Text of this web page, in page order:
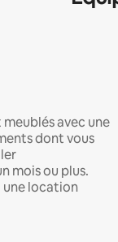
avec une
dont vous
mois ou plus.
location